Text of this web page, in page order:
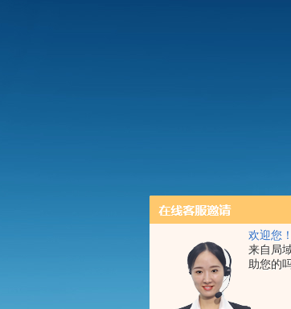
欢迎您！
来自局
助您的